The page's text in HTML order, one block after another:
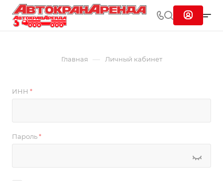
Главная — Личный кабинет
ИНН *
Пароль*